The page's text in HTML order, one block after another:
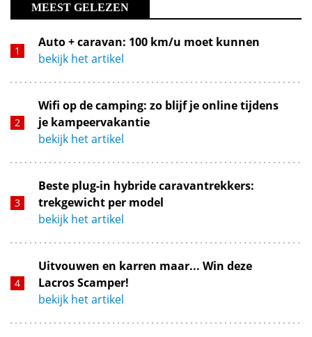
MEEST GELEZEN
Auto + caravan: 100 km/u moet kunnen
bekijk het artikel
Wifi op de camping: zo blijf je online tijdens
je kampeervakantie
bekijk het artikel
Beste plug-in hybride caravantrekkers:
trekgewicht per model
bekijk het artikel
Uitvouwen en karren maar... Win deze
Lacros Scamper!
bekijk het artikel